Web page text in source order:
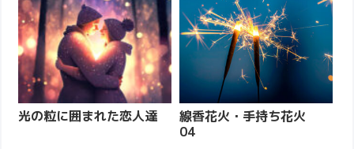
光の粒に囲まれた恋人達
線香花火・手持ち花火
04